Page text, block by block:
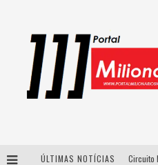
ÚLTIMAS NOTÍCIAS